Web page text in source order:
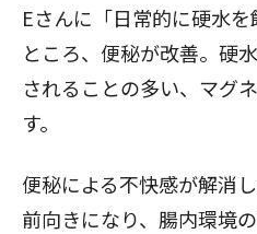
Eさんに「日常的に硬水
ところ、便秘が改善。硬
されることの多い、マグ
す。
便秘による不快感が解消
前向きになり、腸内環境